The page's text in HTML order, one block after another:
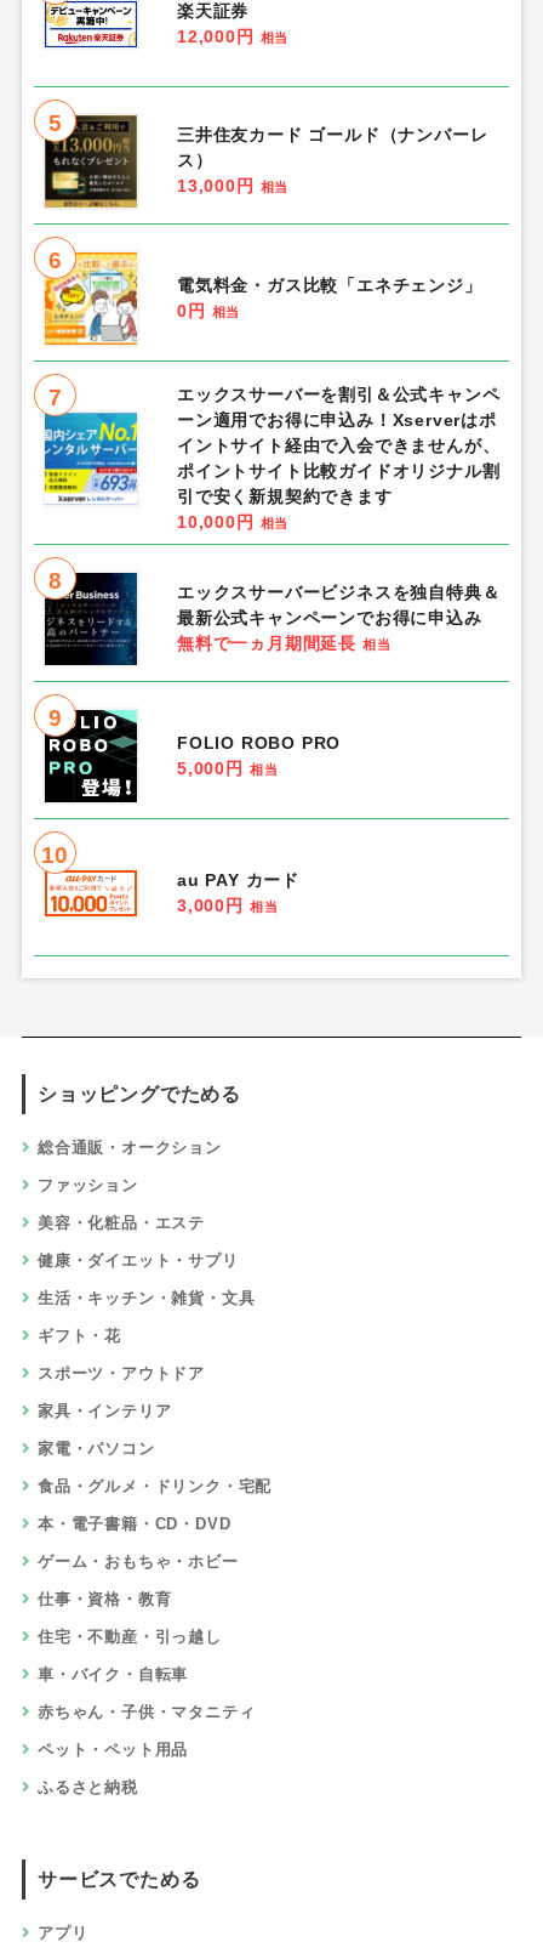
楽天証券
12,000円
相当
5
三井住友カード ゴールド（ナンバーレ
ス）
13,000円
相当
6
電気料金・ガス比較「エネチェンジ」
0円
相当
7
エックスサーバーを割引＆公式キャンペ
ーン適用でお得に申込み！Xserverはポ
イントサイト経由で入会できませんが、
ポイントサイト比較ガイドオリジナル割
引で安く新規契約できます
10,000円
相当
8
エックスサーバービジネスを独自特典＆
最新公式キャンペーンでお得に申込み
無料で一ヵ月期間延長 相当
9
FOLIO ROBO PRO
5,000円
相当
10
au PAY カード
3,000円
相当
ショッピングでためる
総合通販・オークション
ファッション
美容・化粧品・エステ
健康・ダイエット・サプリ
生活・キッチン・雑貨・文具
ギフト・花
スポーツ・アウトドア
家具・インテリア
家電・パソコン
食品・グルメ・ドリンク・宅配
本・電子書籍・CD・DVD
ゲーム・おもちゃ・ホビー
仕事・資格・教育
住宅・不動産・引っ越し
車・バイク・自転車
赤ちゃん・子供・マタニティ
ペット・ペット用品
ふるさと納税
サービスでためる
アプリ